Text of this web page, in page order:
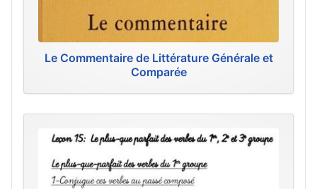
Le Commentaire de Littérature Générale et
Comparée